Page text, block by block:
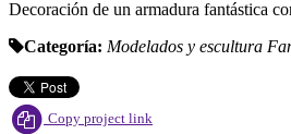
Decoración de un armadura fantástica
Categoría: Modelados y escultura
Copy project link